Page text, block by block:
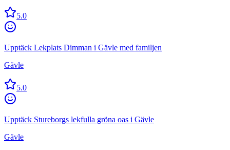
5.0
Upptäck Lekplats Dimman i Gävle med familjen
Gävle
5.0
Upptäck Stureborgs lekfulla gröna oas i Gävle
Gävle